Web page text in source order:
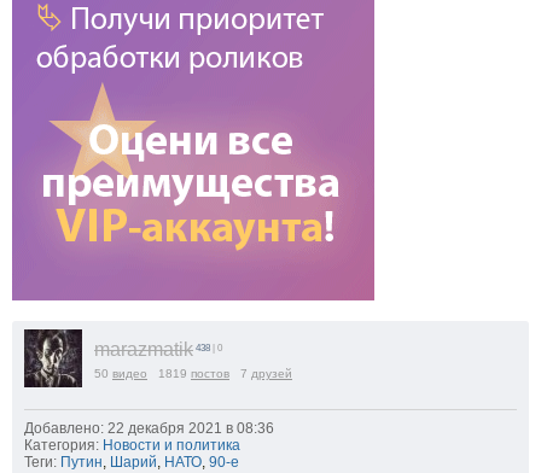
marazmatik 438 | 0
50 видео 1819 постов 7 друзей
Добавлено: 22 декабря 2021 в 08:36
Категория: Новости и политика
Теги: Путин, Шарий, НАТО, 90-е